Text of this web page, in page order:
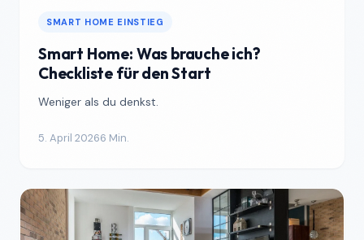
SMART HOME EINSTIEG
Smart Home: Was brauche ich?
Checkliste für den Start
Weniger als du denkst.
5. April 20266 Min.